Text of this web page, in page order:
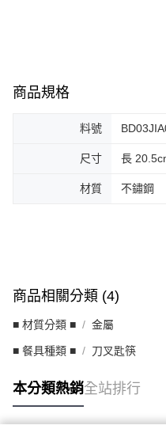
商品規格
料號
尺寸 長
材質 不鏽鋼
商品相關分類 (4)
■ 材質分類 ■ 金屬
■ 餐具種類 ■ 刀叉匙筷
本分類熱銷全站排行